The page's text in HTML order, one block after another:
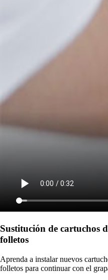
Sustitución de cartuchos
folletos
Aprenda a instalar nuevos
folletos para continuar con el